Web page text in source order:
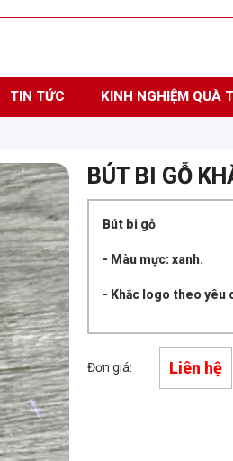
TIN TỨC KINH NGHIỆM QUÀ
BÚT BI GỖ
Bút bi gỗ
- Màu mực: xanh.
- Khắc logo theo yêu
Đơn giá: Liên hệ